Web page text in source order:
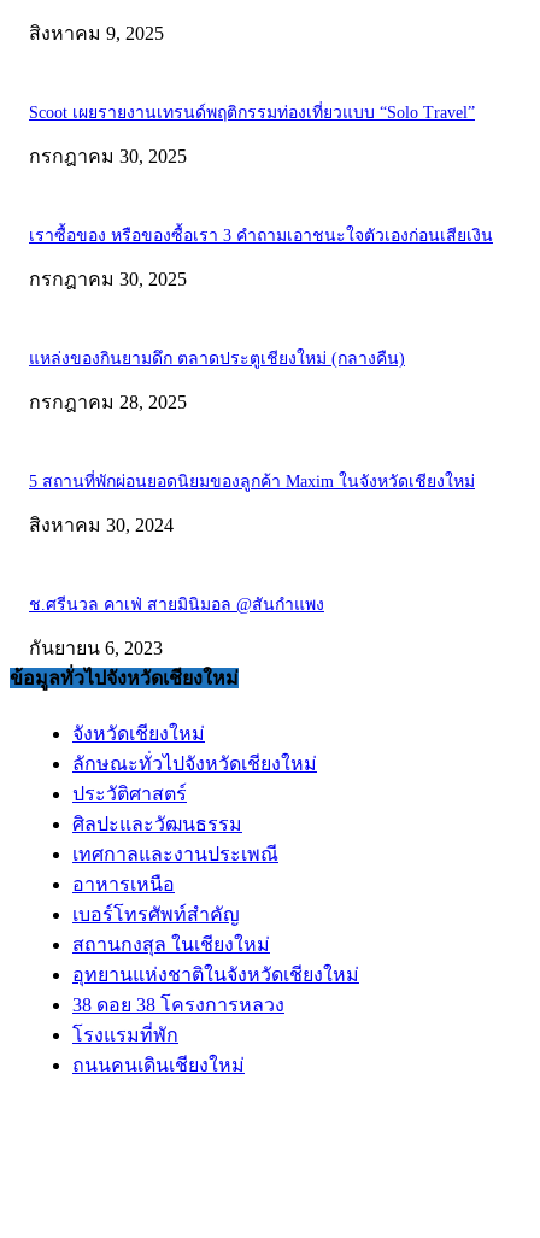
สิงหาคม 9, 2025
Scoot เผยรายงานเทรนด์พฤติกรรมท่องเที่ยวแบบ “Solo Travel”
กรกฎาคม 30, 2025
เราซื้อของ หรือของซื้อเรา 3 คำถามเอาชนะใจตัวเองก่อนเสียเงิน
กรกฎาคม 30, 2025
แหล่งของกินยามดึก ตลาดประตูเชียงใหม่ (กลางคืน)
กรกฎาคม 28, 2025
5 สถานที่พักผ่อนยอดนิยมของลูกค้า Maxim ในจังหวัดเชียงใหม่
สิงหาคม 30, 2024
ช.ศรีนวล คาเฟ่ สายมินิมอล @สันกำแพง
กันยายน 6, 2023
ข้อมูลทั่วไปจังหวัดเชียงใหม่
จังหวัดเชียงใหม่
ลักษณะทั่วไปจังหวัดเชียงใหม่
ประวัติศาสตร์
ศิลปะและวัฒนธรรม
เทศกาลและงานประเพณี
อาหารเหนือ
เบอร์โทรศัพท์สำคัญ
สถานกงสุล ในเชียงใหม่
อุทยานแห่งชาติในจังหวัดเชียงใหม่
38 ดอย 38 โครงการหลวง
โรงแรมที่พัก
ถนนคนเดินเชียงใหม่